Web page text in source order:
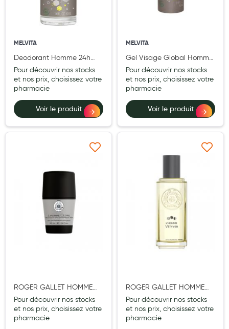
Voies respiratoires
Compléments alimentaires
Médicaments et Santé
Premiers soins
Pansements
Nutrition clinique
Solaire et moustique
Piqûres insectes
Contention veineuse
Contactologie
MELVITA
Deodorant Homme 24h
50ml BIO
Pour découvrir nos stocks
et nos prix, choisissez votre
pharmacie
Voir le produit
MELVITA
Gel Visage Global Homme
50ml BIO
Pour découvrir nos stocks
et nos prix, choisissez votre
pharmacie
Voir le produit
ROGER GALLET HOMME
CEDRE DEODORANT ROLL
ON 50ML
Pour découvrir nos stocks
et nos prix, choisissez votre
pharmacie
Ajouter à ma liste d’envie
ROGER GALLET HOMME
EAU TOILETTE VETYVER
VAP 100ML
Pour découvrir nos stocks
et nos prix, choisissez votre
pharmacie
Ajouter à ma liste